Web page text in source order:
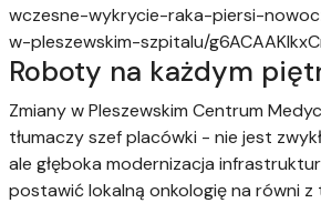
wczesne-wykrycie-raka-piersi-
w-pleszewskim-szpitalu/
Roboty na każdym
Zmiany w Pleszewskim Centrum
tłumaczy szef placówki - nie jest
ale głęboka modernizacja
postawić lokalną onkologię na równi z